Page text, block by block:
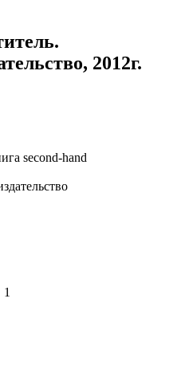
2012г.
second-hand
1